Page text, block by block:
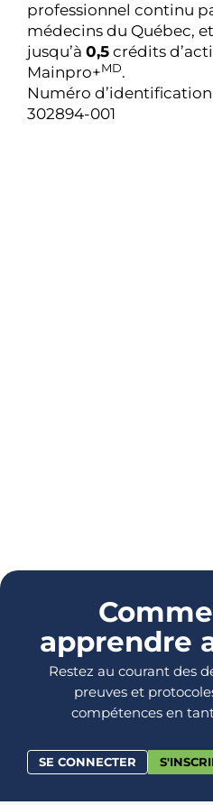
professionnel continu
médecins du Québec,
jusqu’à 0,5 crédits
Mainpro+MD.
Numéro d’identification
302894-001
apprendre
Restez au courant des
preuves et
compétences en
SE CONNECTER